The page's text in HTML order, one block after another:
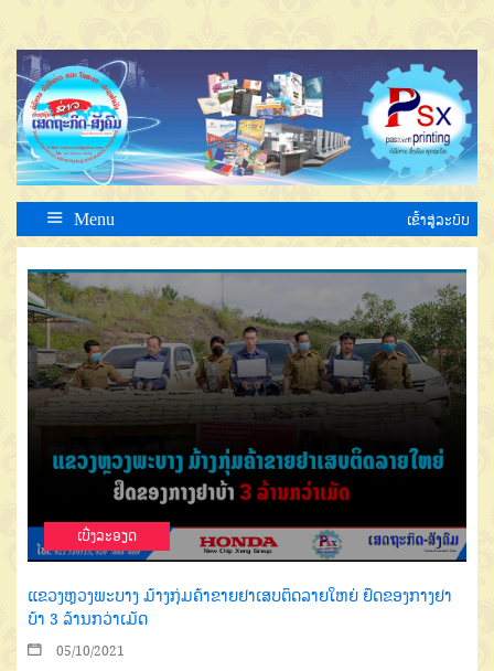
Menu ເຂົ້າສູ່ລະບົບ
ເບີ່ງລະອຽດ
ແຂວງຫຼວງພະບາງ ມ້າງກຸ່ມຄ້າຂາຍຢາເສບຕິດລາຍໃຫຍ່ ຢຶດຂອງກາງຢາ
ບ້າ 3 ລ້ານກວ່າເມັດ
05/10/2021